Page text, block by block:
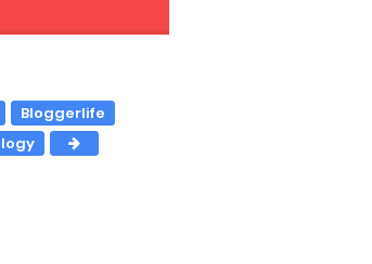
Bloggerlife